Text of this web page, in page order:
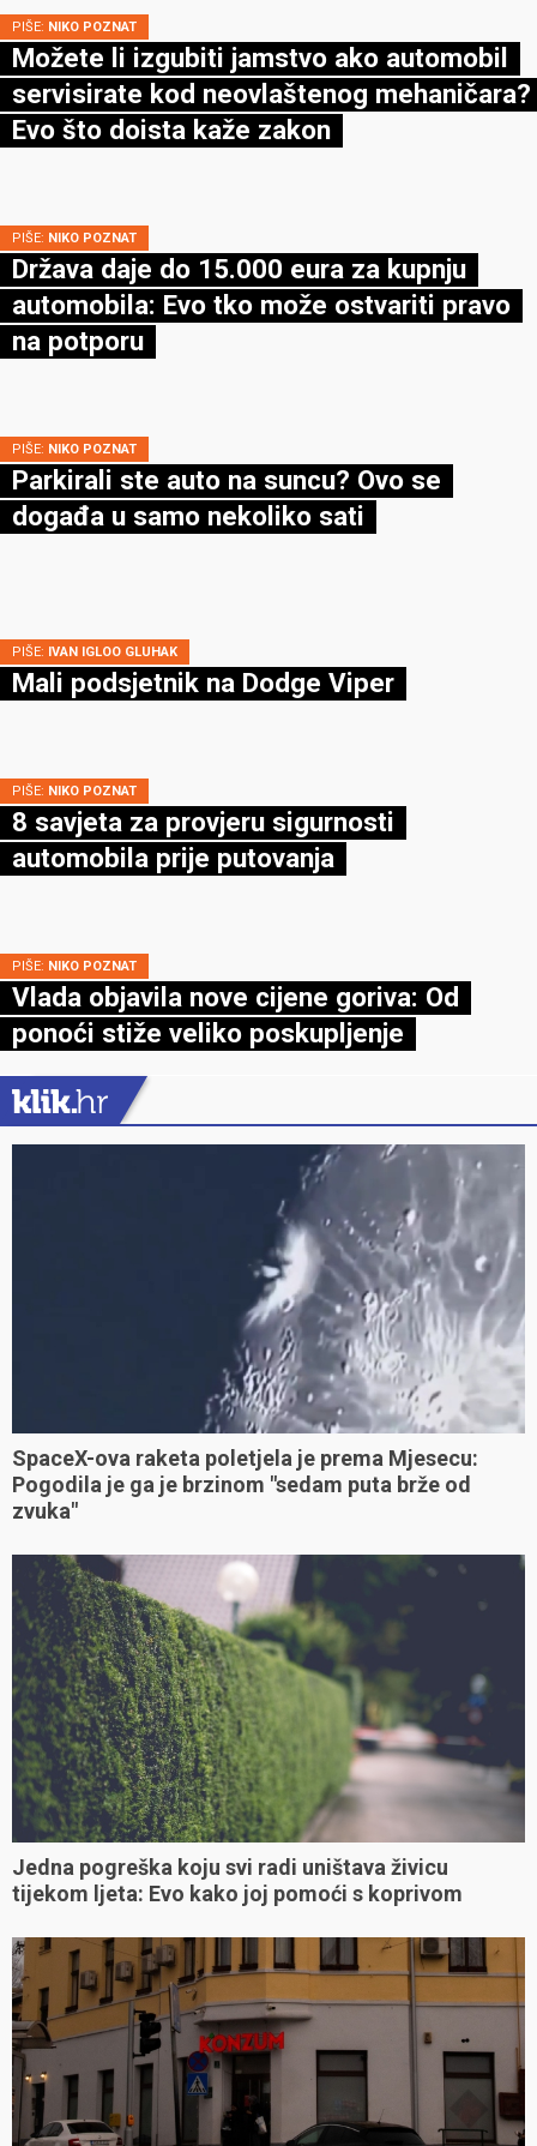
PIŠE: NIKO POZNAT
Možete li izgubiti jamstvo ako automobil
servisirate kod neovlaštenog mehaničara?
Evo što doista kaže zakon
PIŠE: NIKO POZNAT
Država daje do 15.000 eura za kupnju
automobila: Evo tko može ostvariti pravo
na potporu
PIŠE: NIKO POZNAT
Parkirali ste auto na suncu? Ovo se
događa u samo nekoliko sati
PIŠE: IVAN IGLOO GLUHAK
Mali podsjetnik na Dodge Viper
PIŠE: NIKO POZNAT
8 savjeta za provjeru sigurnosti
automobila prije putovanja
PIŠE: NIKO POZNAT
Vlada objavila nove cijene goriva: Od
ponoći stiže veliko poskupljenje
SpaceX-ova raketa poletjela je prema Mjesecu:
Pogodila je ga je brzinom "sedam puta brže od
zvuka"
Jedna pogreška koju svi radi uništava živicu
tijekom ljeta: Evo kako joj pomoći s koprivom